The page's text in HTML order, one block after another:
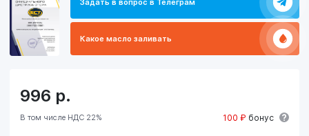
Задать в вопрос в Телеграм
Какое масло заливать
996 р.
В том числе НДС 22% 100 ₽ бонус